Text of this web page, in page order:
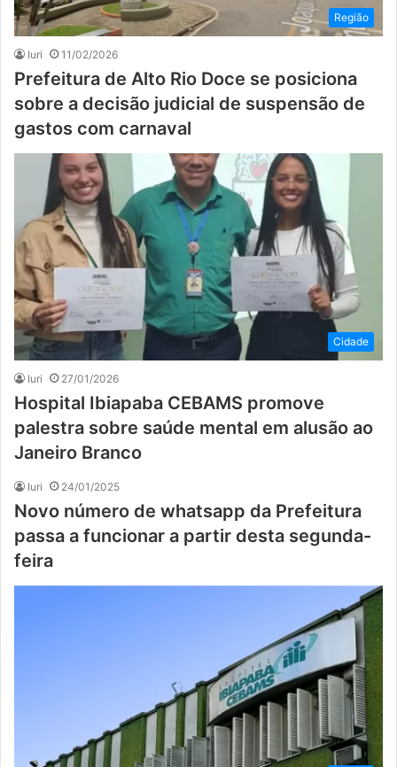
Região
Iuri 11/02/2026
Prefeitura de Alto Rio Doce se posiciona
sobre a decisão judicial de suspensão de
gastos com carnaval
Cidade
Iuri 27/01/2026
Hospital Ibiapaba CEBAMS promove
palestra sobre saúde mental em alusão ao
Janeiro Branco
Iuri 24/01/2025
Novo número de whatsapp da Prefeitura
passa a funcionar a partir desta segunda-
feira